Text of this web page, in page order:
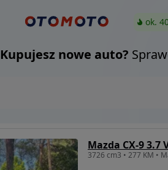
ok.
Kupujesz nowe auto?
Mazda CX-9 3.7
3726 cm3 • 277 KM •